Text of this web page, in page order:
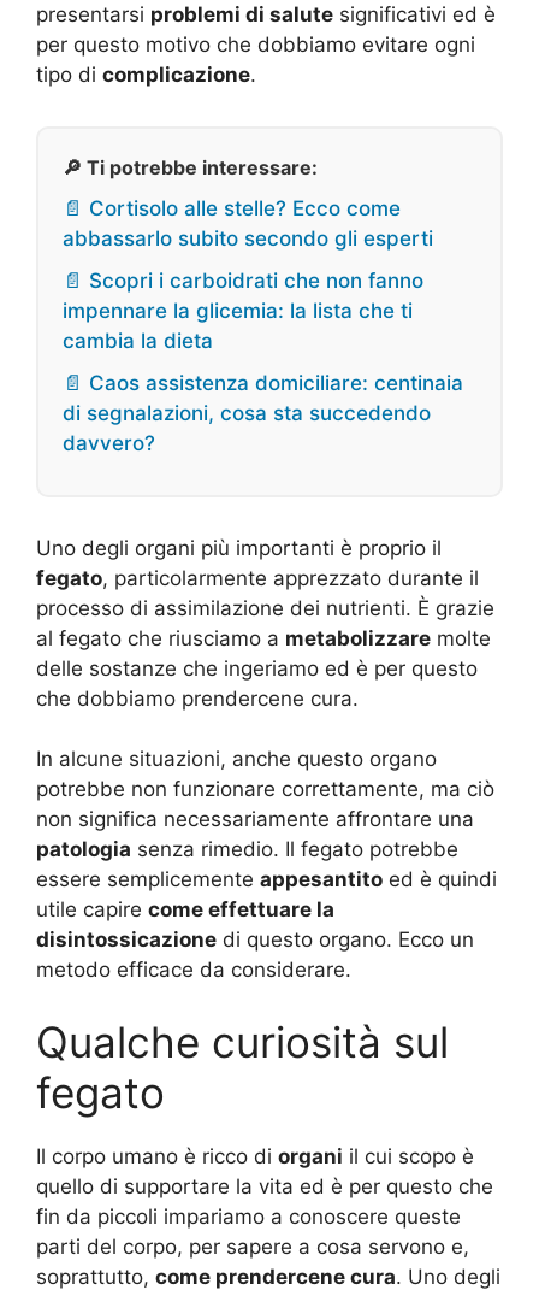
presentarsi problemi di salute significativi ed è
per questo motivo che dobbiamo evitare ogni
tipo di complicazione.
🔎 Ti potrebbe interessare:
📄 Cortisolo alle stelle? Ecco come
abbassarlo subito secondo gli esperti
📄 Scopri i carboidrati che non fanno
impennare la glicemia: la lista che ti
cambia la dieta
📄 Caos assistenza domiciliare: centinaia
di segnalazioni, cosa sta succedendo
davvero?
Uno degli organi più importanti è proprio il
fegato, particolarmente apprezzato durante il
processo di assimilazione dei nutrienti. È grazie
al fegato che riusciamo a metabolizzare molte
delle sostanze che ingeriamo ed è per questo
che dobbiamo prendercene cura.
In alcune situazioni, anche questo organo
potrebbe non funzionare correttamente, ma ciò
non significa necessariamente affrontare una
patologia senza rimedio. Il fegato potrebbe
essere semplicemente appesantito ed è quindi
utile capire come effettuare la
disintossicazione di questo organo. Ecco un
metodo efficace da considerare.
Qualche curiosità sul
fegato
Il corpo umano è ricco di organi il cui scopo è
quello di supportare la vita ed è per questo che
fin da piccoli impariamo a conoscere queste
parti del corpo, per sapere a cosa servono e,
soprattutto, come prendercene cura. Uno degli